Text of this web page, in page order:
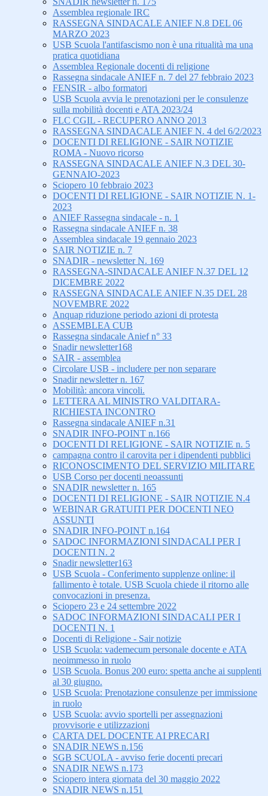
Assemblea regionale IRC
RASSEGNA SINDACALE ANIEF N.8 DEL 06
MARZO 2023
USB Scuola l'antifascismo non è una ritualità ma una
pratica quotidiana
Assemblea Regionale docenti di religione
Rassegna sindacale ANIEF n. 7 del 27 febbraio 2023
FENSIR - albo formatori
USB Scuola avvia le prenotazioni per le consulenze
sulla mobilità docenti e ATA 2023/24
FLC CGIL - RECUPERO ANNO 2013
RASSEGNA SINDACALE ANIEF N. 4 del 6/2/2023
DOCENTI DI RELIGIONE - SAIR NOTIZIE
ROMA - Nuovo ricorso
RASSEGNA SINDACALE ANIEF N.3 DEL 30-
GENNAIO-2023
Sciopero 10 febbraio 2023
DOCENTI DI RELIGIONE - SAIR NOTIZIE N. 1-
2023
ANIEF Rassegna sindacale - n. 1
Rassegna sindacale ANIEF n. 38
Assemblea sindacale 19 gennaio 2023
SAIR NOTIZIE n. 7
SNADIR - newsletter N. 169
RASSEGNA-SINDACALE ANIEF N.37 DEL 12
DICEMBRE 2022
RASSEGNA SINDACALE ANIEF N.35 DEL 28
NOVEMBRE 2022
Anquap riduzione periodo azioni di protesta
ASSEMBLEA CUB
Rassegna sindacale Anief n° 33
Snadir newsletter168
SAIR - assemblea
Circolare USB - includere per non separare
Snadir newsletter n. 167
Mobilità: ancora vincoli.
LETTERA AL MINISTRO VALDITARA-
RICHIESTA INCONTRO
Rassegna sindacale ANIEF n.31
SNADIR INFO-POINT n.166
DOCENTI DI RELIGIONE - SAIR NOTIZIE n. 5
campagna contro il carovita per i dipendenti pubblici
RICONOSCIMENTO DEL SERVIZIO MILITARE
USB Corso per docenti neoassunti
SNADIR newsletter n. 165
DOCENTI DI RELIGIONE - SAIR NOTIZIE N.4
WEBINAR GRATUITI PER DOCENTI NEO
ASSUNTI
SNADIR INFO-POINT n.164
SADOC INFORMAZIONI SINDACALI PER I
DOCENTI N. 2
Snadir newsletter163
USB Scuola - Conferimento supplenze online: il
fallimento è totale. USB Scuola chiede il ritorno alle
convocazioni in presenza.
Sciopero 23 e 24 settembre 2022
SADOC INFORMAZIONI SINDACALI PER I
DOCENTI N. 1
Docenti di Religione - Sair notizie
USB Scuola: vademecum personale docente e ATA
neoimmesso in ruolo
USB Scuola. Bonus 200 euro: spetta anche ai supplenti
al 30 giugno.
USB Scuola: Prenotazione consulenze per immissione
in ruolo
USB Scuola: avvio sportelli per assegnazioni
provvisorie e utilizzazioni
CARTA DEL DOCENTE AI PRECARI
SNADIR NEWS n.156
SGB SCUOLA - avviso ferie docenti precari
SNADIR NEWS n.173
Sciopero intera giornata del 30 maggio 2022
SNADIR NEWS n.151